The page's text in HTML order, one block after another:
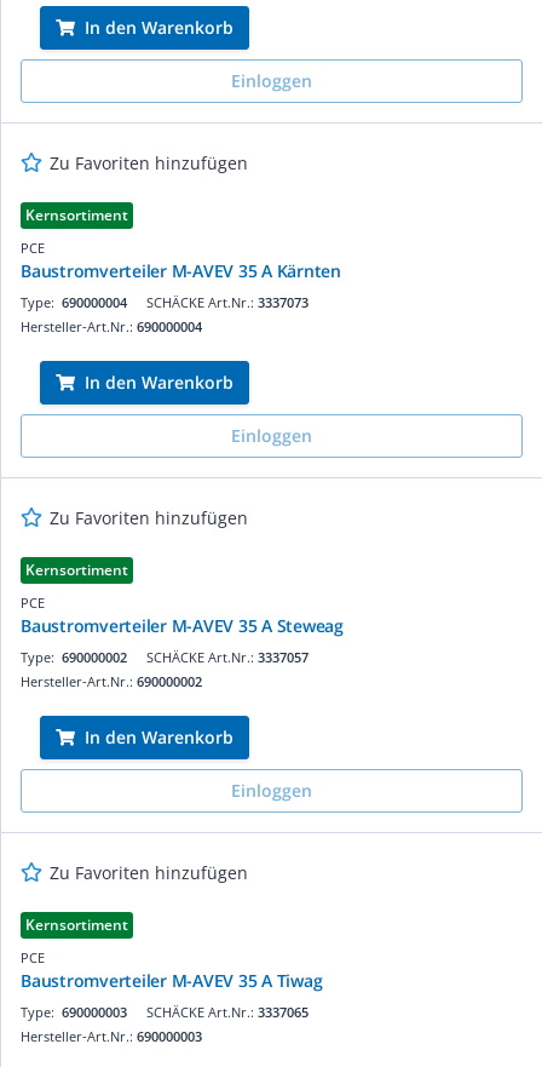
In den Warenkorb
Einloggen
Zu Favoriten hinzufügen
Kernsortiment
PCE
Baustromverteiler M-AVEV 35 A Kärnten
SCHÄCKE Art.Nr.: 3337073
Type: 690000004
Hersteller-Art.Nr.: 690000004
In den Warenkorb
Einloggen
Zu Favoriten hinzufügen
Kernsortiment
PCE
Baustromverteiler M-AVEV 35 A Steweag
SCHÄCKE Art.Nr.: 3337057
Type: 690000002
Hersteller-Art.Nr.: 690000002
In den Warenkorb
Einloggen
Zu Favoriten hinzufügen
Kernsortiment
PCE
Baustromverteiler M-AVEV 35 A Tiwag
SCHÄCKE Art.Nr.: 3337065
Type: 690000003
Hersteller-Art.Nr.: 690000003